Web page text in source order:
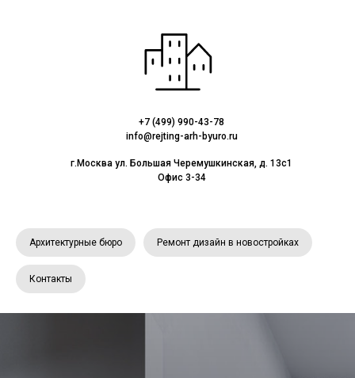
+7 (499) 990-43-78
info@rejting-arh-byuro.ru
г.Москва ул. Большая Черемушкинская, д. 13с1
Офис 3-34
Архитектурные бюро Ремонт дизайн в новостройках
Контакты